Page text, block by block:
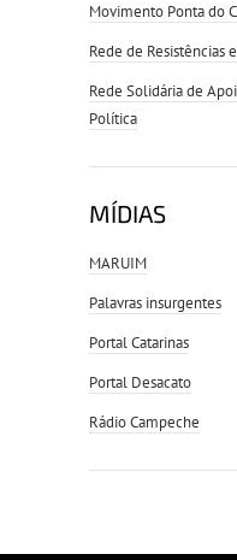
Movimento Ponta do
Rede de Resistências
Rede Solidária de
Política
MÍDIAS
MARUIM
Palavras insurgentes
Portal Catarinas
Portal Desacato
Rádio Campeche